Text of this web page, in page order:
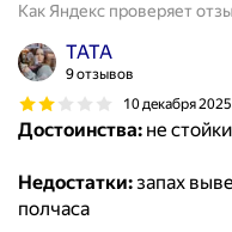
Как Яндекс проверяет
ТАТА
9 отзывов
10 декабря 2025
Достоинства: не
Недостатки:запах
полчаса